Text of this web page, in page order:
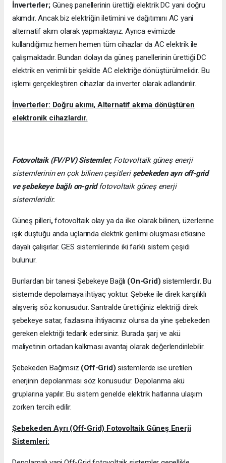
İnverterler;Güneş panellerinin ürettiği elektrik DC yani doğru
akımdır. Ancak biz elektriğin iletimini ve dağıtımını AC yani
alternatif akım olarak yapmaktayız. Ayrıca evimizde
kullandığımız hemen hemen tüm cihazlar da AC elektrik ile
çalışmaktadır. Bundan dolayı da güneş panellerinin ürettiği DC
elektrik en verimli bir şekilde AC elektriğe dönüştürülmelidir. Bu
işlemi gerçekleştiren cihazlar da inverter olarak adlandırılır.
İnverterler: Doğru akımı, Alternatif akıma dönüştüren
elektronik cihazlardır.
Fotovoltaik (FV/PV) Sistemler; Fotovoltaik güneş enerji
sistemlerinin en çok bilinen çeşitleri şebekeden ayrı off-grid
ve şebekeye bağlı on-gridfotovoltaik güneş enerji
sistemleridir.
Güneş pilleri,fotovoltaik olay ya da ilke olarak bilinen, üzerlerine
ışık düştüğü anda uçlarında elektrik gerilimi oluşması etkisine
dayalı çalışırlar. GES sistemlerinde iki farklı sistem çeşidi
bulunur.
Bunlardan bir tanesi Şebekeye Bağlı (On-Grid) sistemlerdir. Bu
sistemde depolamaya ihtiyaç yoktur. Şebeke ile direk karşılıklı
alışveriş söz konusudur. Santralde ürettiğiniz elektriği direk
şebekeye satar, fazlasına ihtiyacınız olursa da yine şebekeden
gereken elektriği tedarik edersiniz. Burada şarj ve akü
maliyetinin ortadan kalkması avantaj olarak değerlendirilebilir.
Şebekeden Bağımsız (Off-Grid) sistemlerde ise üretilen
enerjinin depolanması söz konusudur. Depolanma akü
gruplarına yapılır. Bu sistem genelde elektrik hatlarına ulaşım
zorken tercih edilir.
Şebekeden Ayrı (Off-Grid) Fotovoltaik Güneş Enerji
Sistemleri: